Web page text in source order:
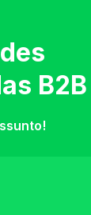
B2B